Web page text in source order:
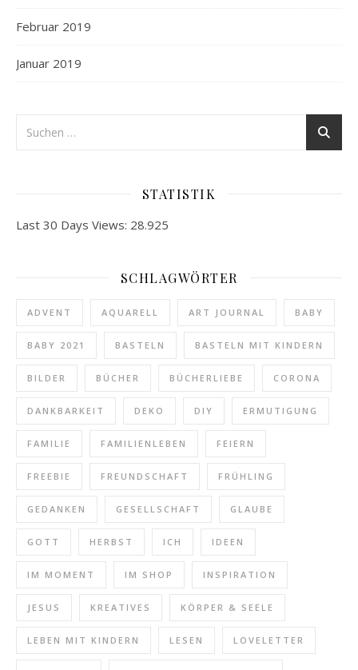
Februar 2019
Januar 2019
STATISTIK
Last 30 Days Views: 28.925
SCHLAGWÖRTER
ADVENT AQUARELL ART JOURNAL BABY
BABY 2021 BASTELN BASTELN MIT KINDERN
BILDER BÜCHER BÜCHERLIEBE CORONA
DANKBARKEIT DEKO DIY ERMUTIGUNG
FAMILIE FAMILIENLEBEN FEIERN
FREEBIE FREUNDSCHAFT FRÜHLING
GEDANKEN GESELLSCHAFT GLAUBE
GOTT HERBST ICH IDEEN
IM MOMENT IM SHOP INSPIRATION
JESUS KREATIVES KÖRPER & SEELE
LEBEN MIT KINDERN LESEN LOVELETTER